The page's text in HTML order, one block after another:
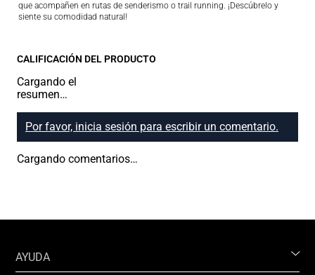
que acompañen en rutas de senderismo o trail running. ¡Descúbrelo y
siente su comodidad natural!
CALIFICACIÓN DEL PRODUCTO
Cargando el
resumen…
Por favor, inicia sesión para escribir un comentario.
Cargando comentarios…
AYUDA